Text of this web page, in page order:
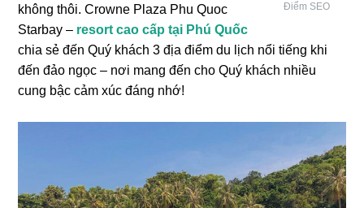
Điểm SEO
không thôi. Crowne Plaza Phu Quoc
Starbay – resort cao cấp tại Phú Quốc
chia sẻ đến Quý khách 3 địa điểm du lịch nổi tiếng khi
đến đảo ngọc – nơi mang đến cho Quý khách nhiều
cung bậc cảm xúc đáng nhớ!